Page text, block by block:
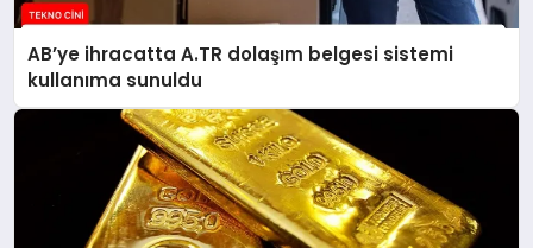
AB’ye ihracatta A.TR dolaşım belgesi sistemi
kullanıma sunuldu